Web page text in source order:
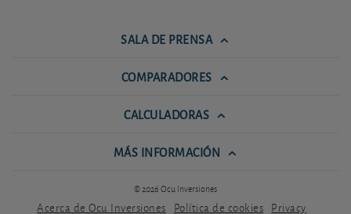
SALA DE PRENSA
COMPARADORES
CALCULADORAS
MÁS INFORMACIÓN
© 2026 Ocu Inversiones
Acerca de Ocu Inversiones Política de cookies Privacy